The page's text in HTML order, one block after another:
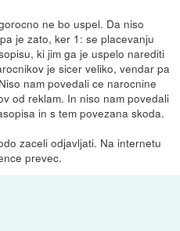
ne bo uspel. Da niso
je zato, ker 1: se placevanju
ki jim ga je uspelo narediti
je sicer veliko, vendar pa
nam povedali ce narocnine
od reklam. In niso nam povedali
in s tem povezana skoda.
zaceli odjavljati. Na internetu
prevec.